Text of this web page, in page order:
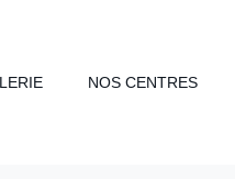
NOS CENTRES